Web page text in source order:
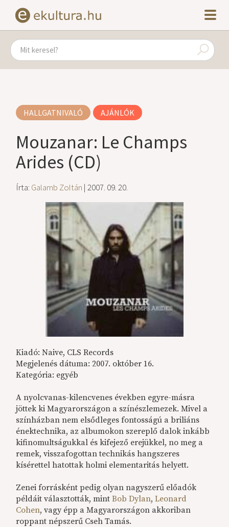
HALLGATNIVALÓ AJÁNLÓK
Mouzanar: Le Champs
Arides (CD)
Írta: Galamb Zoltán | 2007. 09. 20.
Kiadó: Naive, CLS Records
Megjelenés dátuma: 2007. október 16.
Kategória: egyéb
A nyolcvanas-kilencvenes években egyre-másra
jöttek ki Magyarországon a színészlemezek. Mivel a
színházban nem elsődleges fontosságú a briliáns
énektechnika, az albumokon szereplő dalok inkább
kifinomultságukkal és kifejező erejükkel, no meg a
remek, visszafogottan technikás hangszeres
kísérettel hatottak holmi elementaritás helyett.
Zenei forrásként pedig olyan nagyszerű előadók
példáit választották, mintBob Dylan,Leonard
Cohen, vagy épp a Magyarországon akkoriban
roppant népszerű Cseh Tamás.